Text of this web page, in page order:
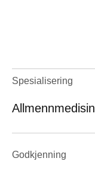
Spesialisering
Allmennmedisin
Godkjenning